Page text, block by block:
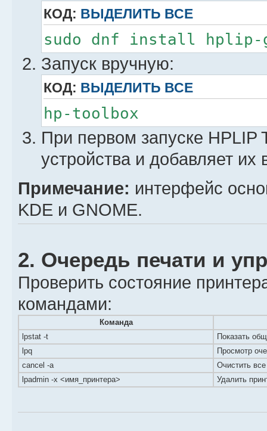
КОД: ВЫДЕЛИТЬ ВСЕ
sudo dnf install hplip-
Запуск вручную:
КОД: ВЫДЕЛИТЬ ВСЕ
hp-toolbox
При первом запуске HPLIP
устройства и добавляет их
Примечание: интерфейс
KDE и GNOME.
2. Очередь печати и
Проверить состояние
командами:
Команда
lpstat -t
Показать
lpq
Просмотр
cancel -a
Очистить
lpadmin -x <имя_принтера>
Удалить